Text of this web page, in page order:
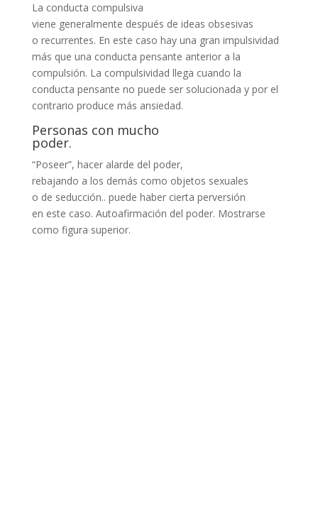
La conducta compulsiva
viene generalmente después de ideas obsesivas
o recurrentes. En este caso hay una gran impulsividad
más que una conducta pensante anterior a la
compulsión. La compulsividad llega cuando la
conducta pensante no puede ser solucionada y por el
contrario produce más ansiedad.
Personas con mucho
poder.
“Poseer”, hacer alarde del poder,
rebajando a los demás como objetos sexuales
o de seducción.. puede haber cierta perversión
en este caso. Autoafirmación del poder. Mostrarse
como figura superior.